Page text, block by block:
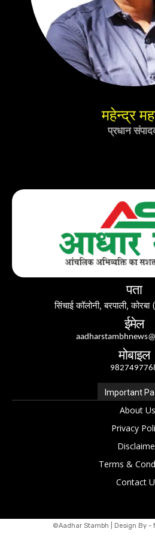
महेन्द्र
प्रधान
पता
सिंचाई कॉलोनी, बरपाली,
ईमेल
मोबाइल
Important
About Us
Privacy
Terms &
Contact
©Aadhar Stambh | Design By -